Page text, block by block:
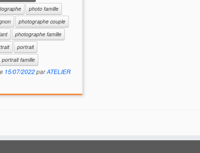
photo famille
photographe couple
photographe famille
portrait
portrait famille
15/07/2022parATELIER